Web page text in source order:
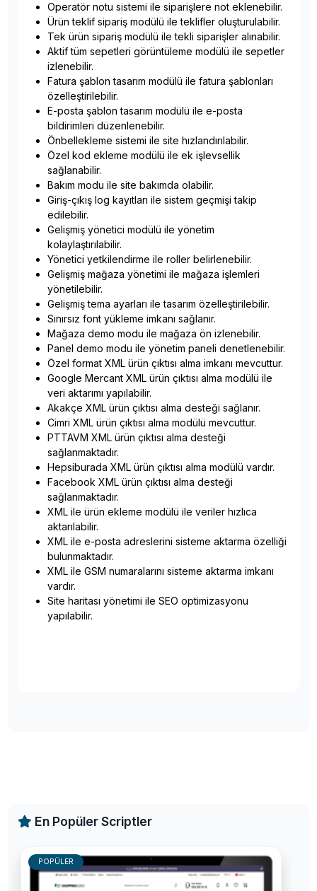
Operatör notu sistemi ile siparişlere not eklenebilir.
Ürün teklif sipariş modülü ile teklifler oluşturulabilir.
Tek ürün sipariş modülü ile tekli siparişler alınabilir.
Aktif tüm sepetleri görüntüleme modülü ile sepetler
izlenebilir.
Fatura şablon tasarım modülü ile fatura şablonları
özelleştirilebilir.
E-posta şablon tasarım modülü ile e-posta
bildirimleri düzenlenebilir.
Önbellekleme sistemi ile site hızlandırılabilir.
Özel kod ekleme modülü ile ek işlevsellik
sağlanabilir.
Bakım modu ile site bakımda olabilir.
Giriş-çıkış log kayıtları ile sistem geçmişi takip
edilebilir.
Gelişmiş yönetici modülü ile yönetim
kolaylaştırılabilir.
Yönetici yetkilendirme ile roller belirlenebilir.
Gelişmiş mağaza yönetimi ile mağaza işlemleri
yönetilebilir.
Gelişmiş tema ayarları ile tasarım özelleştirilebilir.
Sınırsız font yükleme imkanı sağlanır.
Mağaza demo modu ile mağaza ön izlenebilir.
Panel demo modu ile yönetim paneli denetlenebilir.
Özel format XML ürün çıktısı alma imkanı mevcuttur.
Google Mercant XML ürün çıktısı alma modülü ile
veri aktarımı yapılabilir.
Akakçe XML ürün çıktısı alma desteği sağlanır.
Cimri XML ürün çıktısı alma modülü mevcuttur.
PTTAVM XML ürün çıktısı alma desteği
sağlanmaktadır.
Hepsiburada XML ürün çıktısı alma modülü vardır.
Facebook XML ürün çıktısı alma desteği
sağlanmaktadır.
XML ile ürün ekleme modülü ile veriler hızlıca
aktarılabilir.
XML ile e-posta adreslerini sisteme aktarma özelliği
bulunmaktadır.
XML ile GSM numaralarını sisteme aktarma imkanı
vardır.
Site haritası yönetimi ile SEO optimizasyonu
yapılabilir.
En Popüler Scriptler
POPÜLER